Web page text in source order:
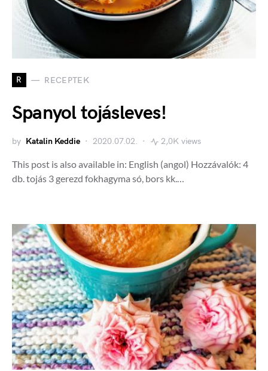
R RECEPTEK
Spanyol tojásleves!
by Katalin Keddie 2020.07.02. 2,0K views
This post is also available in: English (angol) Hozzávalók: 4
db. tojás 3 gerezd fokhagyma só, bors kk.…